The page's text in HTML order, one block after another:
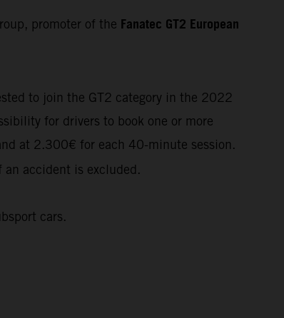
promoter of the Fanatec GT2 European
to join the GT2 category in the 2022
for drivers to book one or more
at 2.300€ for each 40-minute session.
accident is excluded.
cars.